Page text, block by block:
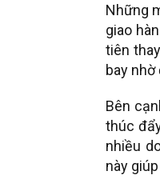
Những
giao
tiên
bay
Bên
thúc
nhiều
này